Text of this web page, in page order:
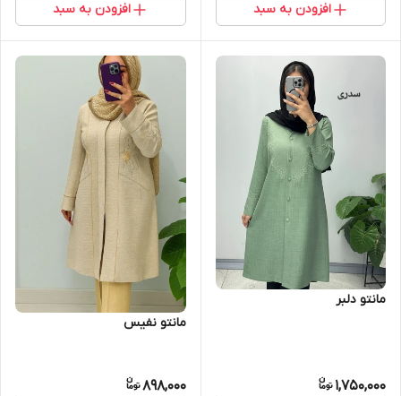
افزودن به سبد افزودن به سبد
مانتو دلبر
1,750,000
مانتو نفیس
898,000